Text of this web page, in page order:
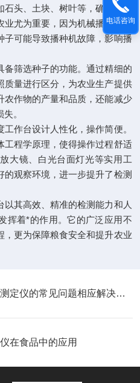
头、土块、树叶等，确保种子
业尤为重要，因为机械播种对种
子可能导致播种机故障，影响播
筛选种子的功能。通过精细的
质量进行区分，为农业生产提供
农作物的产量和品质，还能减少
。
作台设计人性化，操作简便。
工程学原理，使得操作过程舒适
大镜、白光台面灯光等实用工
观察环境，进一步提升了检测
其高效、精准的检测能力和人
挥着*的作用。它的广泛应用不
，更为保障粮食安全和提升农业
核磁共振含油率测定仪的常见问题相应解决方法分享
在食品中的应用
电话咨询